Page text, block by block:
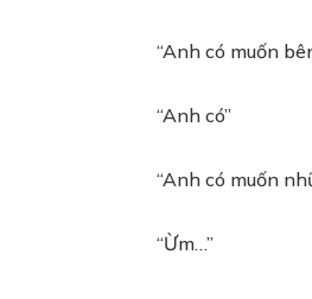
“Anh có muốn
“Anh có”
“Anh có muốn
“Ừm…”